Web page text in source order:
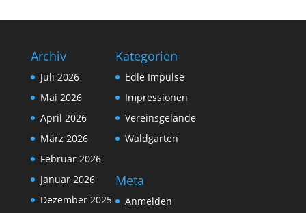
Archiv
Juli 2026
Mai 2026
April 2026
März 2026
Februar 2026
Januar 2026
Dezember 2025
Kategorien
Edle Impulse
Impressionen
Vereinsgelände
Waldgarten
Meta
Anmelden